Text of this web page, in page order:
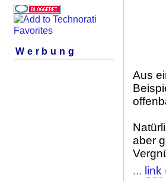
Werbung
Aus
aber
... link